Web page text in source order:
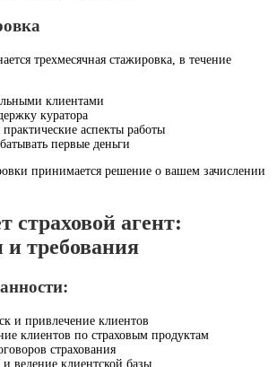
трехмесячная стажировка, в течение
клиентами
куратора
практические аспекты работы
первые деньги
принимается решение о вашем зачислении
страховой агент:
и требования
и привлечение клиентов
клиентов по страховым продуктам
страхования
ведение клиентской базы